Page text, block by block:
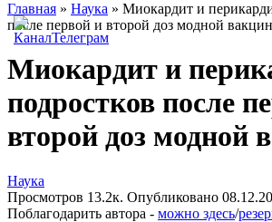
Главная » Наука » Миокардит и
после первой и второй доз модной
Миокардит и
подростков после
второй доз модной
Наука
Просмотров 13.2к. Опубликовано
Поблагодарить автора - можно здесь/